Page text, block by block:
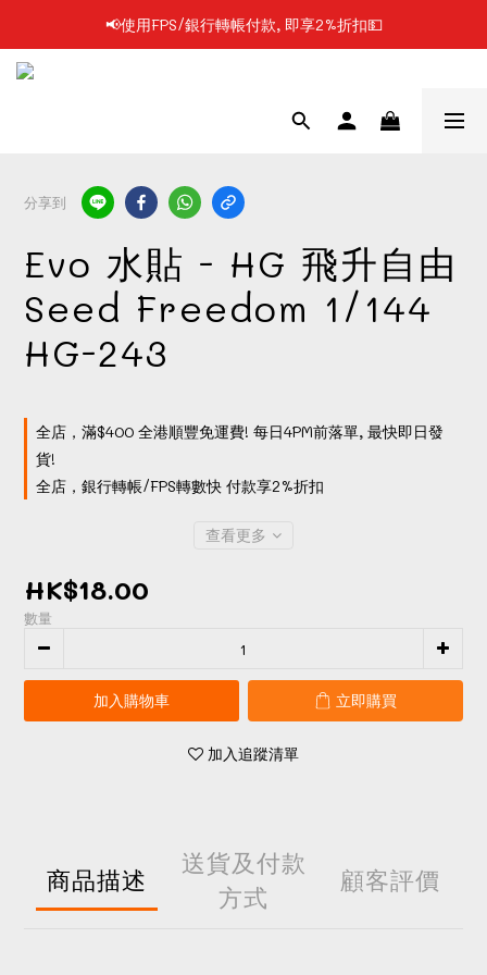
📢凡購物滿$199 順豐自提點免運費📦📦
📢使用FPS/銀行轉帳付款, 即享2%折扣💵
分享到
Evo 水貼 - HG 飛升自由
Seed Freedom 1/144
HG-243
全店，滿$400 全港順豐免運費! 每日4PM前落單, 最快即日發
貨!
全店，銀行轉帳/FPS轉數快 付款享2%折扣
查看更多
HK$18.00
數量
加入購物車 立即購買
加入追蹤清單
商品描述
送貨及付款
方式
顧客評價